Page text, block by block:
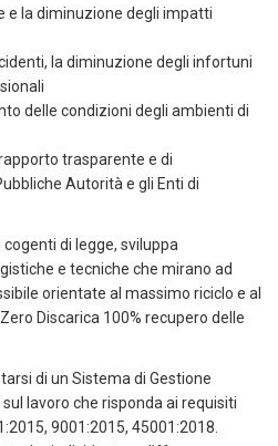
e la diminuzione degli impatti
la diminuzione degli infortuni
delle condizioni degli ambienti di
trasparente e di
Autorità e gli Enti di
di legge, sviluppa
e tecniche che mirano ad
orientate al massimo riciclo e al
Discarica 100% recupero delle
di un Sistema di Gestione
lavoro che risponda ai requisiti
9001:2015, 45001:2018.